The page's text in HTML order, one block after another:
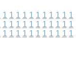
1 1 1 1 1 1 1 1 1 1 1
1 1 1 1 1 1 1 1 1 1 1
1 1 1 1 1 1 1 1 1 1 1